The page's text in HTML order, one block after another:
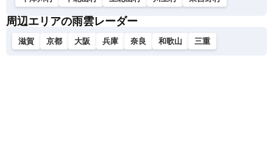
周辺エリアの雨雲レーダー
滋賀 京都 大阪 兵庫 奈良 和歌山 三重